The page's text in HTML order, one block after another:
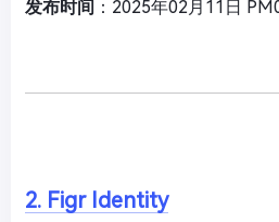
发布时间 ：2025年02月11日
2. Figr Identity